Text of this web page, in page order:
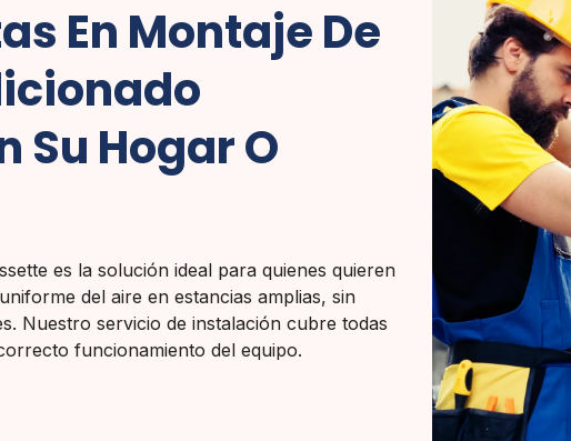
En Montaje De
Su Hogar O
es la solución ideal para quienes quieren
del aire en estancias amplias, sin
Nuestro servicio de instalación cubre todas
funcionamiento del equipo.